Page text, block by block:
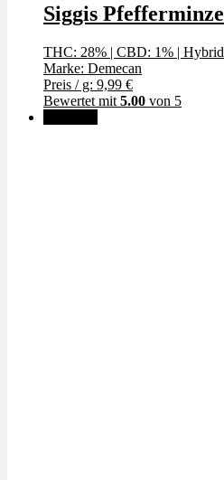
Siggis Pfefferminze
THC: 28% | CBD: 1% | Hybrid
Marke: Demecan
Preis / g: 9,99 €
Bewertet mit 5.00 von 5